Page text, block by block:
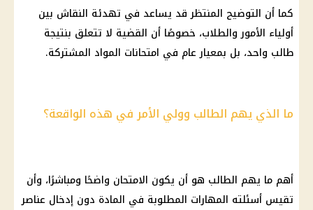
كما أن التوضيح المنتظر قد يساعد في تهدئة النقاش بين
أولياء الأمور والطلاب، خصوصًا أن القضية لا تتعلق بنتيجة
طالب واحد، بل بمعيار عام في امتحانات المواد المشتركة.
ما الذي يهم الطالب وولي الأمر في هذه الواقعة؟
أهم ما يهم الطالب هو أن يكون الامتحان واضحًا ومباشرًا، وأن
تقيس أسئلته المهارات المطلوبة في المادة دون إدخال عناصر